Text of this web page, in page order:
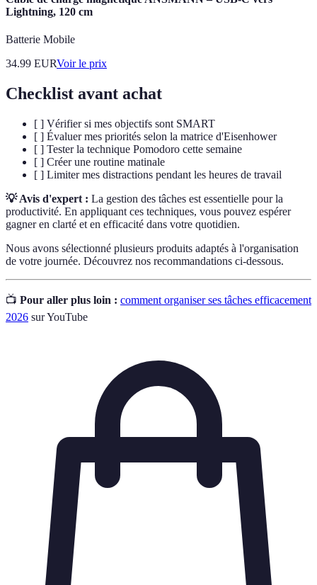
Lightning, 120 cm
Batterie Mobile
34.99 EURVoir le prix
Checklist avant achat
[ ] Vérifier si mes objectifs sont SMART
[ ] Évaluer mes priorités selon la matrice d'Eisenhower
[ ] Tester la technique Pomodoro cette semaine
[ ] Créer une routine matinale
[ ] Limiter mes distractions pendant les heures de travail
💡 Avis d'expert : La gestion des tâches est essentielle pour la
productivité. En appliquant ces techniques, vous pouvez espérer
gagner en clarté et en efficacité dans votre quotidien.
Nous avons sélectionné plusieurs produits adaptés à l'organisation
de votre journée. Découvrez nos recommandations ci-dessous.
📺 Pour aller plus loin : comment organiser ses tâches efficacement
2026 sur YouTube